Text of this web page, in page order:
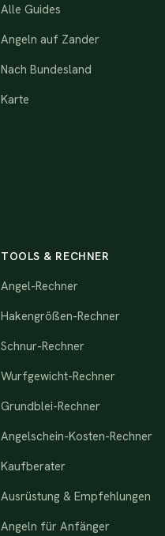
Alle Guides
Angeln auf Zander
Nach Bundesland
Karte
TOOLS & RECHNER
Angel-Rechner
Hakengrößen-Rechner
Schnur-Rechner
Wurfgewicht-Rechner
Grundblei-Rechner
Angelschein-Kosten-Rechner
Kaufberater
Ausrüstung & Empfehlungen
Angeln für Anfänger